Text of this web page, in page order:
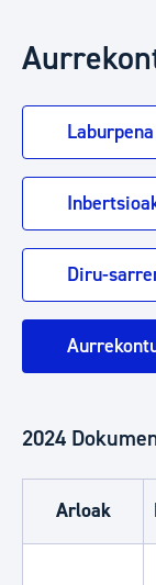
Laburpena
Diru-
2024
Arloak